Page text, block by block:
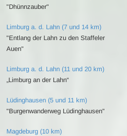
"Dhünnzauber"
Limburg a. d. Lahn (7 und 14 km)
"Entlang der Lahn zu den Staffeler
Auen"
Limburg a. d. Lahn (11 und 20 km)
„Limburg an der Lahn“
Lüdinghausen (5 und 11 km)
"Burgenwanderweg Lüdinghausen"
Magdeburg (10 km)